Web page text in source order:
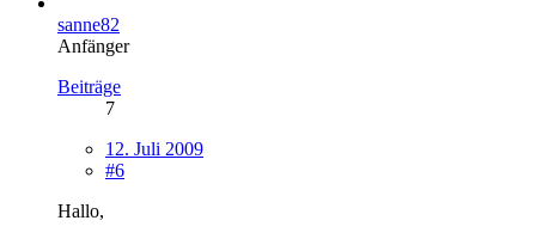
sanne82
Anfänger
Beiträge
7
12. Juli 2009
#6
Hallo,